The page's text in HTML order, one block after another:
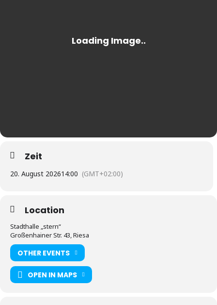
Zeit
20. August 202614:00 (GMT+02:00)
Location
Stadthalle „stern“
Großenhainer Str. 43, Riesa
OTHER EVENTS
OPEN IN MAPS